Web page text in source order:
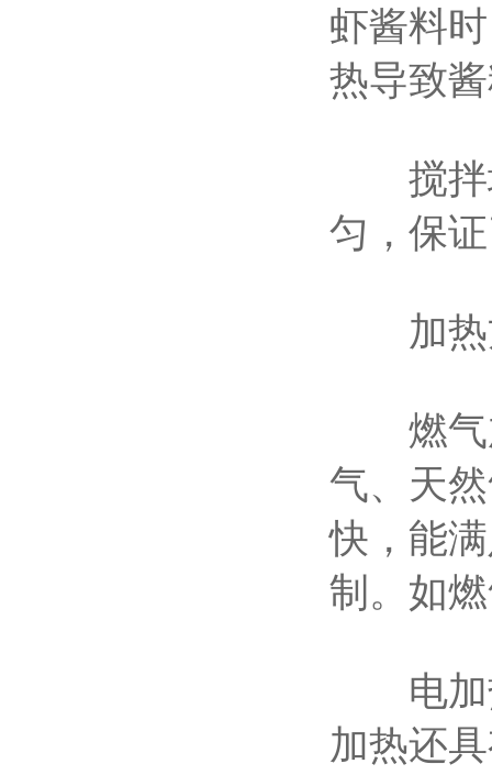
虾酱料
热导致
搅拌均
匀，保
加热
燃气
气、天
快，能
制。如
电加热
加热还